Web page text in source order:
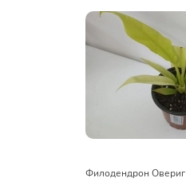
Филодендрон Овериг